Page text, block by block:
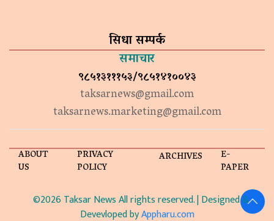
सिधा सम्पर्क
समाचार
९८५१३१११५३/९८५१४१००४३
taksarnews@gmail.com
taksarnews.marketing@gmail.com
ABOUT
US
PRIVACY
POLICY
ARCHIVES E-
PAPER
©2026 Taksar News All rights reserved. | Designed &
Devevloped byAppharu.com